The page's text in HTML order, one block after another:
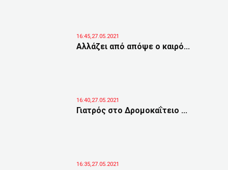
16:45,27.05.2021
Αλλάζει από απόψε ο καιρό...
16:40,27.05.2021
Γιατρός στο Δρομοκαΐτειο ...
16:35,27.05.2021